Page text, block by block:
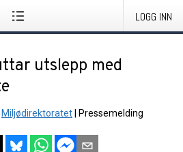
LOGG INN
utslepp med
Miljødirektoratet Pressemelding